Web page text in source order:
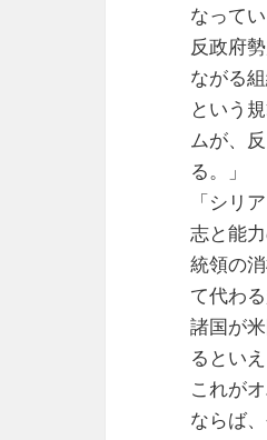
なってい
反政府
ながる
という
ムが、
る。」
「シリ
志と能
統領の
て代わ
諸国が
るといえ
これが
ならば